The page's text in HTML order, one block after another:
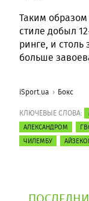
Таким
стиле добыл
ринге, и
больше
iSport.ua Бокс
КЛЮЧЕВЫЕ СЛОВА:
АЛЕКСАНДРОМ
ЧИЛЕМБУ